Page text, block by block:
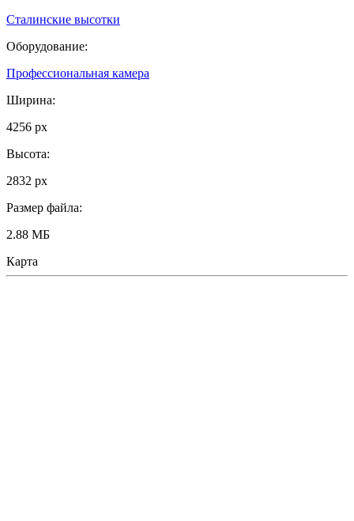
Сталинские высотки
Оборудование:
Профессиональная камера
Ширина:
4256 px
Высота:
2832 px
Размер файла:
2.88 МБ
Карта